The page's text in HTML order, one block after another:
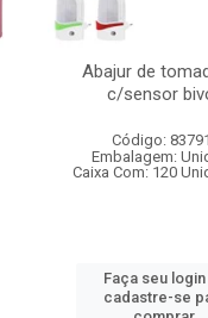
Abajur de
c/sensor
Código:
Embalagem:
Caixa Com: 120
Faça seu
cadastre-se